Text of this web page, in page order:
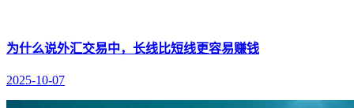
为什么说外汇交易中，长线比短线更容易赚钱
2025-10-07